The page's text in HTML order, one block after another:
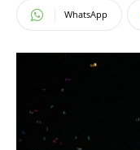
WhatsApp